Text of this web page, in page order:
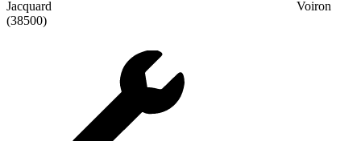
Jacquard
Voiron
(38500)